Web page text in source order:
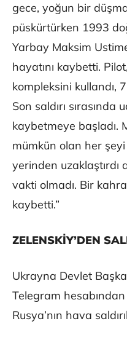
gece, yoğun bir
püskürtürken 1993
Yarbay Maksim
hayatını kaybetti.
kompleksini kullandı,
Son saldırı
kaybetmeye başladı.
mümkün olan her şeyi
yerinden uzaklaştırdı
vakti olmadı. Bir
kaybetti.”
ZELENSKİY’DEN
Ukrayna Devlet
Telegram hesabından
Rusya’nın hava